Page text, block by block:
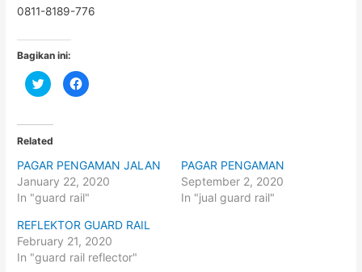
0811-8189-776
Bagikan ini:
C
l
t
o
s
h
a
r
e
o
w
i
t
t
e
C
l
h
a
r
e
o
a
c
e
b
o
Related
PAGAR PENGAMAN JALAN
January 22, 2020
In "guard rail"
PAGAR PENGAMAN
September 2, 2020
In "jual guard rail"
REFLEKTOR GUARD RAIL
February 21, 2020
In "guard rail reflector"